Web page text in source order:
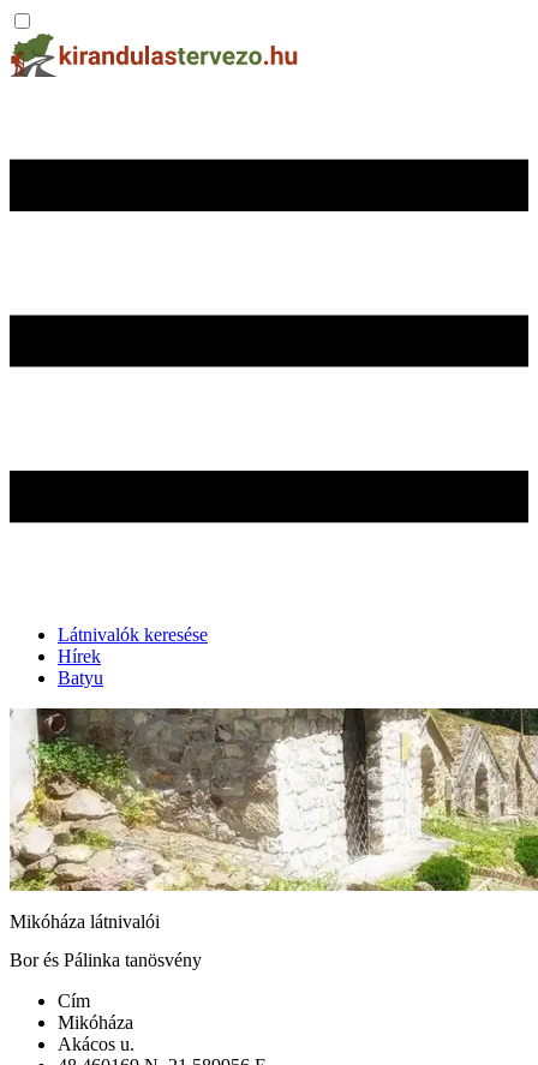
Látnivalók keresése
Hírek
Batyu
Mikóháza látnivalói
Bor és Pálinka tanösvény
Cím
Mikóháza
Akácos u.